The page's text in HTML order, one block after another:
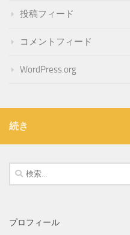
投稿フィード
コメントフィード
WordPress.org
続き
検
索:
プロフィール